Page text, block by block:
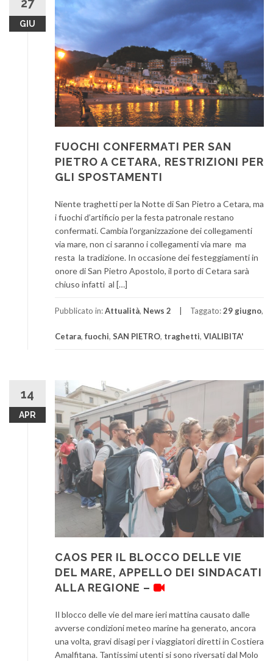
GIU
FUOCHI CONFERMATI PER SAN
PIETRO A CETARA, RESTRIZIONI PER
GLI SPOSTAMENTI
Niente traghetti per la Notte di San Pietro a Cetara, ma
i fuochi d’artificio per la festa patronale restano
confermati. Cambia l’organizzazione dei collegamenti
via mare, non ci saranno i collegamenti via mare ma
resta la tradizione. In occasione dei festeggiamenti in
onore di San Pietro Apostolo, il porto di Cetara sarà
chiuso infatti al […]
Pubblicato in:Attualità, News 2 Taggato:29 giugno,
Cetara, fuochi, SAN PIETRO, traghetti, VIALIBITA'
14
APR
CAOS PER IL BLOCCO DELLE VIE
DEL MARE, APPELLO DEI SINDACATI
ALLA REGIONE –
Il blocco delle vie del mare ieri mattina causato dalle
avverse condizioni meteo marine ha generato, ancora
una volta, gravi disagi per i viaggiatori diretti in Costiera
Amalfitana. Tantissimi utenti si sono riversati dal Molo